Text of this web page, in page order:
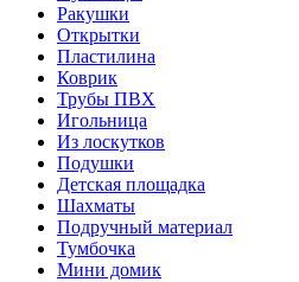
Ракушки
Открытки
Пластилина
Коврик
Трубы ПВХ
Игольница
Из лоскутков
Подушки
Детская площадка
Шахматы
Подручный материал
Тумбочка
Мини домик